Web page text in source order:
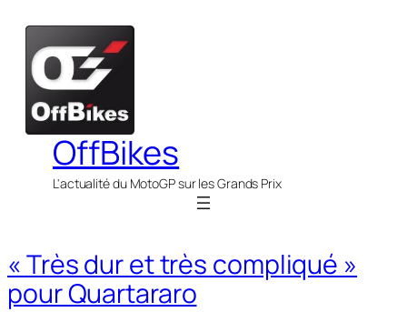
contenu
OffBikes
L'actualité du MotoGP sur les Grands Prix
« Très dur et très compliqué »
pour Quartararo